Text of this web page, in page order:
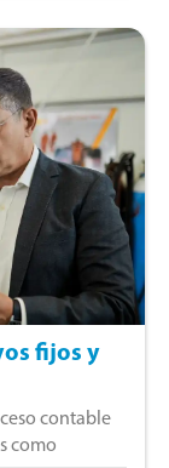
fijos y
contable
como